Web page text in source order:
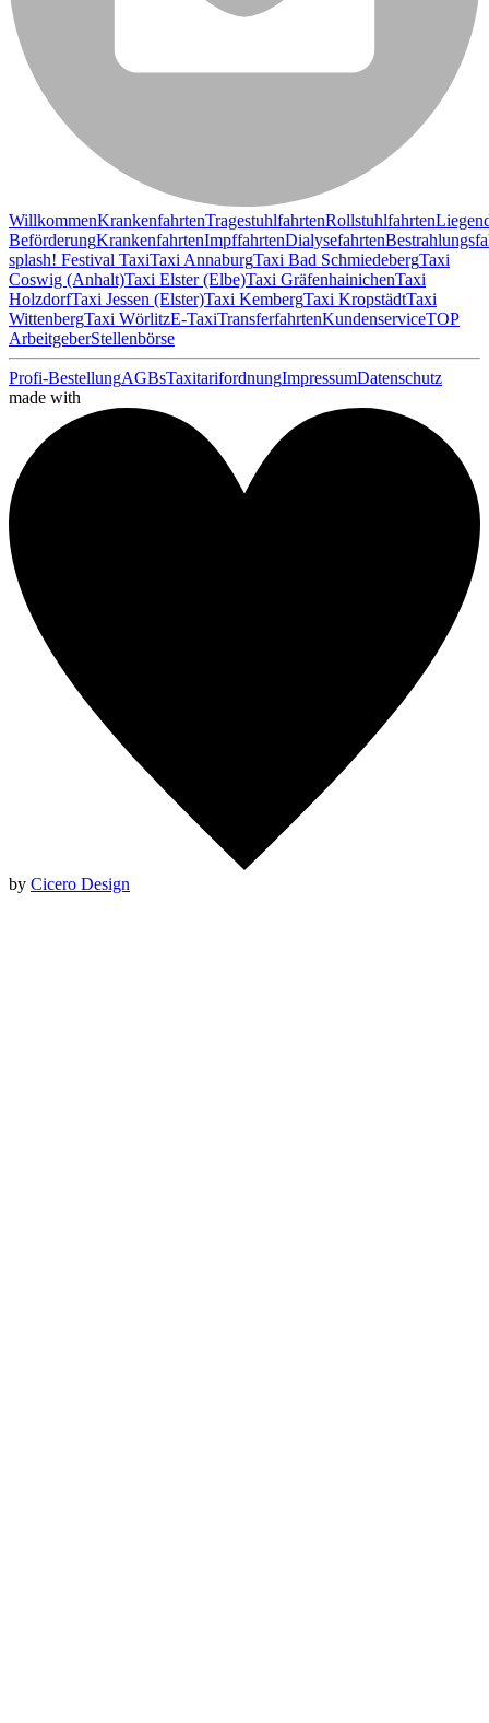
WillkommenKrankenfahrtenTragestuhlfahrtenRollstuhlfahrten
BeförderungKrankenfahrtenImpffahrtenDialysefahrten
splash! Festival TaxiTaxi AnnaburgTaxi Bad SchmiedebergTaxi
Coswig (Anhalt)Taxi Elster (Elbe)Taxi GräfenhainichenTaxi
HolzdorfTaxi Jessen (Elster)Taxi KembergTaxi KropstädtTaxi
WittenbergTaxi WörlitzE-TaxiTransferfahrtenKundenserviceTOP
ArbeitgeberStellenbörse
Profi-BestellungAGBsTaxitarifordnungImpressumDatenschutz
made with
by Cicero Design